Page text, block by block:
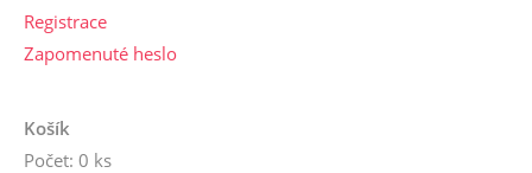
Registrace
Zapomenuté heslo
Košík
Počet: 0 ks